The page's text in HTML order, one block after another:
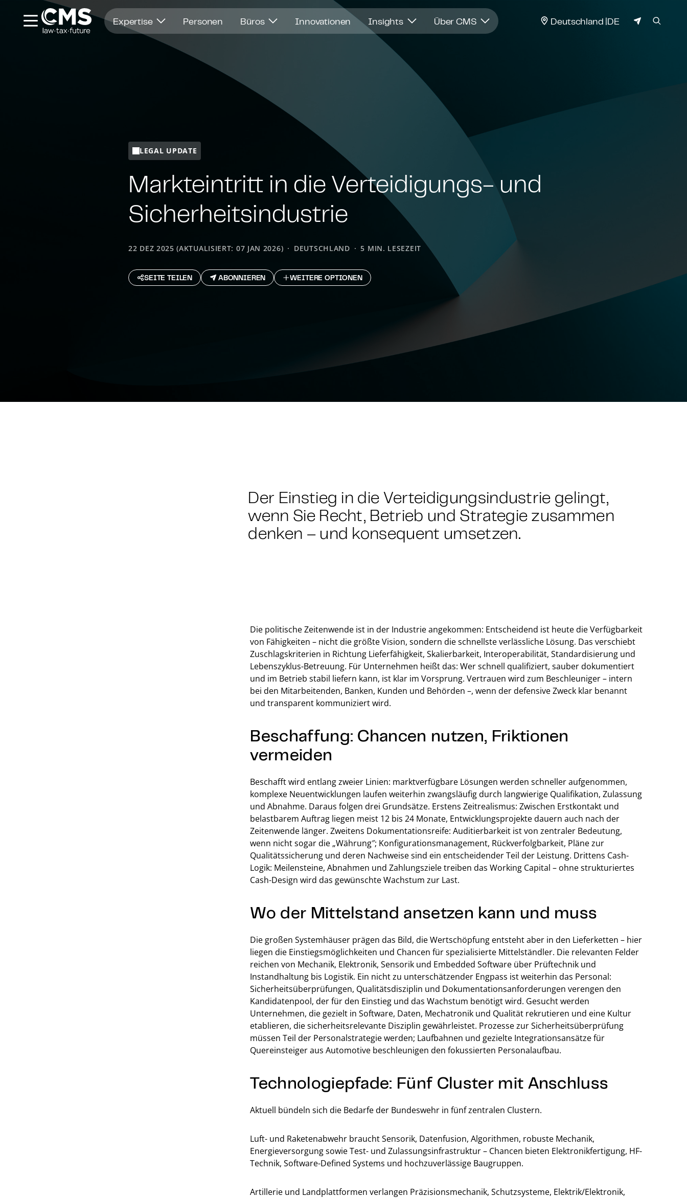
Expertise Personen Büros Innovationen Insights Über CMS JURISDIKTION
Deutschland DE
LEGAL UPDATE
Markteintritt in die Ver­tei­di­gungs- und
Si­cher­heits­in­dus­trie
22 DEZ 2025 (AKTUALISIERT: 07 JAN 2026) DEUTSCHLAND 5 MIN. LESEZEIT
SEITE TEILEN ABONNIEREN WEITERE OPTIONEN
Der Einstieg in die Verteidigungsindustrie gelingt,
wenn Sie Recht, Betrieb und Strategie zusammen
denken – und konsequent umsetzen.
Die politische Zeitenwende ist in der Industrie angekommen: Entscheidend ist heute die Verfügbarkeit
von Fähigkeiten – nicht die größte Vision, sondern die schnellste verlässliche Lösung. Das verschiebt
Zuschlagskriterien in Richtung Lieferfähigkeit, Skalierbarkeit, Interoperabilität, Standardisierung und
Lebenszyklus-Betreuung. Für Unternehmen heißt das: Wer schnell qualifiziert, sauber dokumentiert
und im Betrieb stabil liefern kann, ist klar im Vorsprung. Vertrauen wird zum Beschleuniger – intern
bei den Mitarbeitenden, Banken, Kunden und Behörden –, wenn der defensive Zweck klar benannt
und transparent kommuniziert wird.
Beschaffung: Chancen nutzen, Friktionen
vermeiden
Beschafft wird entlang zweier Linien: marktverfügbare Lösungen werden schneller aufgenommen,
komplexe Neuentwicklungen laufen weiterhin zwangsläufig durch langwierige Qualifikation, Zulassung
und Abnahme. Daraus folgen drei Grundsätze. Erstens Zeitrealismus: Zwischen Erstkontakt und
belastbarem Auftrag liegen meist 12 bis 24 Monate, Entwicklungsprojekte dauern auch nach der
Zeitenwende länger. Zweitens Dokumentationsreife: Auditierbarkeit ist von zentraler Bedeutung,
wenn nicht sogar die „Währung″; Konfigurationsmanagement, Rückverfolgbarkeit, Pläne zur
Qualitätssicherung und deren Nachweise sind ein entscheidender Teil der Leistung. Drittens Cash-
Logik: Meilensteine, Abnahmen und Zahlungsziele treiben das Working Capital – ohne strukturiertes
Cash-Design wird das gewünschte Wachstum zur Last.
Wo der Mittelstand ansetzen kann und muss
Die großen Systemhäuser prägen das Bild, die Wertschöpfung entsteht aber in den Lieferketten – hier
liegen die Einstiegsmöglichkeiten und Chancen für spezialisierte Mittelständler. Die relevanten Felder
reichen von Mechanik, Elektronik, Sensorik und Embedded Software über Prüftechnik und
Instandhaltung bis Logistik. Ein nicht zu unterschätzender Engpass ist weiterhin das Personal:
Sicherheitsüberprüfungen, Qualitätsdisziplin und Dokumentationsanforderungen verengen den
Kandidatenpool, der für den Einstieg und das Wachstum benötigt wird. Gesucht werden
Unternehmen, die gezielt in Software, Daten, Mechatronik und Qualität rekrutieren und eine Kultur
etablieren, die sicherheitsrelevante Disziplin gewährleistet. Prozesse zur Sicherheitsüberprüfung
müssen Teil der Personalstrategie werden; Laufbahnen und gezielte Integrationsansätze für
Quereinsteiger aus Automotive beschleunigen den fokussierten Personalaufbau.
Technologiepfade: Fünf Cluster mit Anschluss
Aktuell bündeln sich die Bedarfe der Bundeswehr in fünf zentralen Clustern.
Luft- und Raketenabwehr braucht Sensorik, Datenfusion, Algorithmen, robuste Mechanik,
Energieversorgung sowie Test- und Zulassungsinfrastruktur – Chancen bieten Elektronikfertigung, HF-
Technik, Software-Defined Systems und hochzuverlässige Baugruppen.
Artillerie und Landplattformen verlangen Präzisionsmechanik, Schutzsysteme, Elektrik/Elektronik,
Öffnet in einem neuen Fenster